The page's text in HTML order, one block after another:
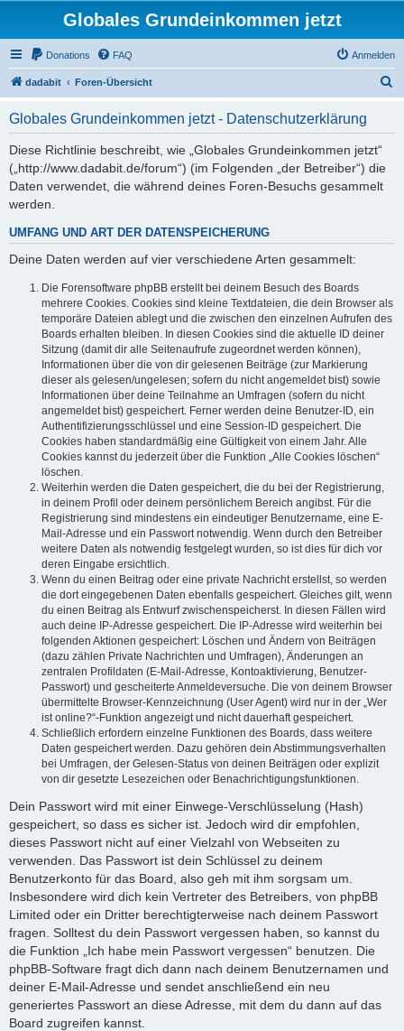
Globales Grundeinkommen jetzt
Donations FAQ Anmelden
dadabit Foren-Übersicht
Globales Grundeinkommen jetzt - Datenschutzerklärung
Diese Richtlinie beschreibt, wie „Globales Grundeinkommen jetzt“
(„http://www.dadabit.de/forum“) (im Folgenden „der Betreiber“) die
Daten verwendet, die während deines Foren-Besuchs gesammelt
werden.
UMFANG UND ART DER DATENSPEICHERUNG
Deine Daten werden auf vier verschiedene Arten gesammelt:
Die Forensoftware phpBB erstellt bei deinem Besuch des Boards
mehrere Cookies. Cookies sind kleine Textdateien, die dein Browser als
temporäre Dateien ablegt und die zwischen den einzelnen Aufrufen des
Boards erhalten bleiben. In diesen Cookies sind die aktuelle ID deiner
Sitzung (damit dir alle Seitenaufrufe zugeordnet werden können),
Informationen über die von dir gelesenen Beiträge (zur Markierung
dieser als gelesen/ungelesen; sofern du nicht angemeldet bist) sowie
Informationen über deine Teilnahme an Umfragen (sofern du nicht
angemeldet bist) gespeichert. Ferner werden deine Benutzer-ID, ein
Authentifizierungsschlüssel und eine Session-ID gespeichert. Die
Cookies haben standardmäßig eine Gültigkeit von einem Jahr. Alle
Cookies kannst du jederzeit über die Funktion „Alle Cookies löschen“
löschen.
Weiterhin werden die Daten gespeichert, die du bei der Registrierung,
in deinem Profil oder deinem persönlichem Bereich angibst. Für die
Registrierung sind mindestens ein eindeutiger Benutzername, eine E-
Mail-Adresse und ein Passwort notwendig. Wenn durch den Betreiber
weitere Daten als notwendig festgelegt wurden, so ist dies für dich vor
deren Eingabe ersichtlich.
Wenn du einen Beitrag oder eine private Nachricht erstellst, so werden
die dort eingegebenen Daten ebenfalls gespeichert. Gleiches gilt, wenn
du einen Beitrag als Entwurf zwischenspeicherst. In diesen Fällen wird
auch deine IP-Adresse gespeichert. Die IP-Adresse wird weiterhin bei
folgenden Aktionen gespeichert: Löschen und Ändern von Beiträgen
(dazu zählen Private Nachrichten und Umfragen), Änderungen an
zentralen Profildaten (E-Mail-Adresse, Kontoaktivierung, Benutzer-
Passwort) und gescheiterte Anmeldeversuche. Die von deinem Browser
übermittelte Browser-Kennzeichnung (User Agent) wird nur in der „Wer
ist online?“-Funktion angezeigt und nicht dauerhaft gespeichert.
Schließlich erfordern einzelne Funktionen des Boards, dass weitere
Daten gespeichert werden. Dazu gehören dein Abstimmungsverhalten
bei Umfragen, der Gelesen-Status von deinen Beiträgen oder explizit
von dir gesetzte Lesezeichen oder Benachrichtigungsfunktionen.
Dein Passwort wird mit einer Einwege-Verschlüsselung (Hash)
gespeichert, so dass es sicher ist. Jedoch wird dir empfohlen,
dieses Passwort nicht auf einer Vielzahl von Webseiten zu
verwenden. Das Passwort ist dein Schlüssel zu deinem
Benutzerkonto für das Board, also geh mit ihm sorgsam um.
Insbesondere wird dich kein Vertreter des Betreibers, von phpBB
Limited oder ein Dritter berechtigterweise nach deinem Passwort
fragen. Solltest du dein Passwort vergessen haben, so kannst du
die Funktion „Ich habe mein Passwort vergessen“ benutzen. Die
phpBB-Software fragt dich dann nach deinem Benutzernamen und
deiner E-Mail-Adresse und sendet anschließend ein neu
generiertes Passwort an diese Adresse, mit dem du dann auf das
Board zugreifen kannst.